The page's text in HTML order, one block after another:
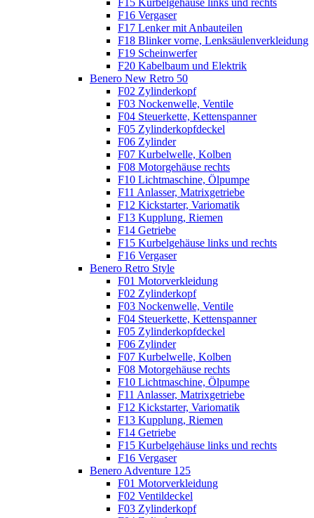
F16 Vergaser
F17 Lenker mit Anbauteilen
F18 Blinker vorne, Lenksäulenverkleidung
F19 Scheinwerfer
F20 Kabelbaum und Elektrik
Benero New Retro 50
F02 Zylinderkopf
F03 Nockenwelle, Ventile
F04 Steuerkette, Kettenspanner
F05 Zylinderkopfdeckel
F06 Zylinder
F07 Kurbelwelle, Kolben
F08 Motorgehäuse rechts
F10 Lichtmaschine, Ölpumpe
F11 Anlasser, Matrixgetriebe
F12 Kickstarter, Variomatik
F13 Kupplung, Riemen
F14 Getriebe
F15 Kurbelgehäuse links und rechts
F16 Vergaser
Benero Retro Style
F01 Motorverkleidung
F02 Zylinderkopf
F03 Nockenwelle, Ventile
F04 Steuerkette, Kettenspanner
F05 Zylinderkopfdeckel
F06 Zylinder
F07 Kurbelwelle, Kolben
F08 Motorgehäuse rechts
F10 Lichtmaschine, Ölpumpe
F11 Anlasser, Matrixgetriebe
F12 Kickstarter, Variomatik
F13 Kupplung, Riemen
F14 Getriebe
F15 Kurbelgehäuse links und rechts
F16 Vergaser
Benero Adventure 125
F01 Motorverkleidung
F02 Ventildeckel
F03 Zylinderkopf